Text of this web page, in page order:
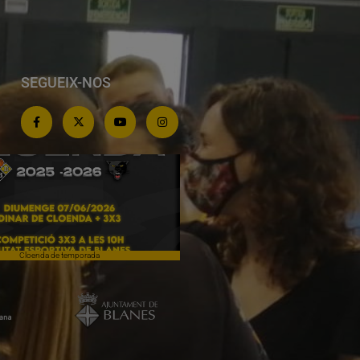
SEGUEIX-NOS
Cloenda de temporada